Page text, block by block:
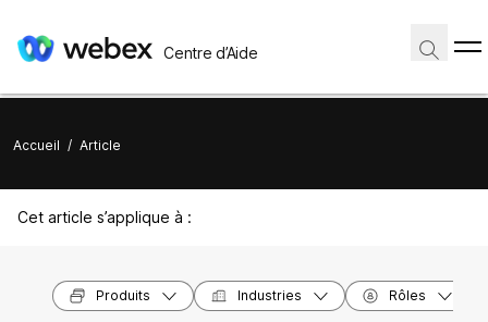
Centre d’Aide
Accueil / Article
Cet article s’applique à :
Produits Industries Rôles